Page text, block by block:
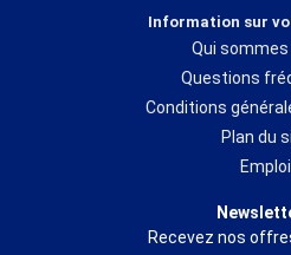
Information sur
Qui sommes
Questions
Conditions
Plan du
Emploi
Recevez nos